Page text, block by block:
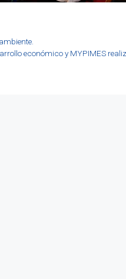
económico y MYPIMES